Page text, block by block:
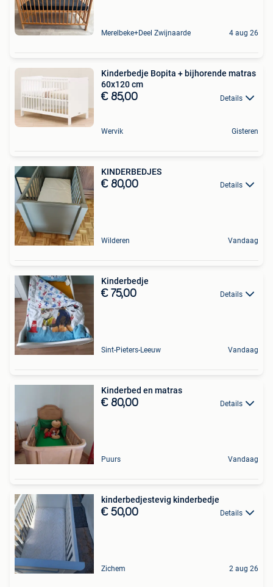
Merelbeke+Deel Zwijnaarde 4 aug 26
Kinderbedje Bopita + bijhorende matras
60x120 cm
€ 85,00 Details
Wervik Gisteren
KINDERBEDJES
€ 80,00 Details
Wilderen Vandaag
Kinderbedje
€ 75,00 Details
Sint-Pieters-Leeuw Vandaag
Kinderbed en matras
€ 80,00 Details
Puurs Vandaag
kinderbedjestevig kinderbedje
€ 50,00 Details
Zichem 2 aug 26